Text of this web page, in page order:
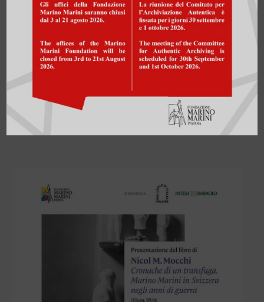
Giovanni Morale , Gallerie d’Italia;Raffaele
Ruberto, Commissario Straordinario della Fondazione
Marino Marini di Pistoia
La presentazione alle Gallerie d’Italia è il frutto di una
collaborazione fra la Fondazione Marino Marini di
Pistoia, Gallerie d’Italia e Civita Mostre e Musei.